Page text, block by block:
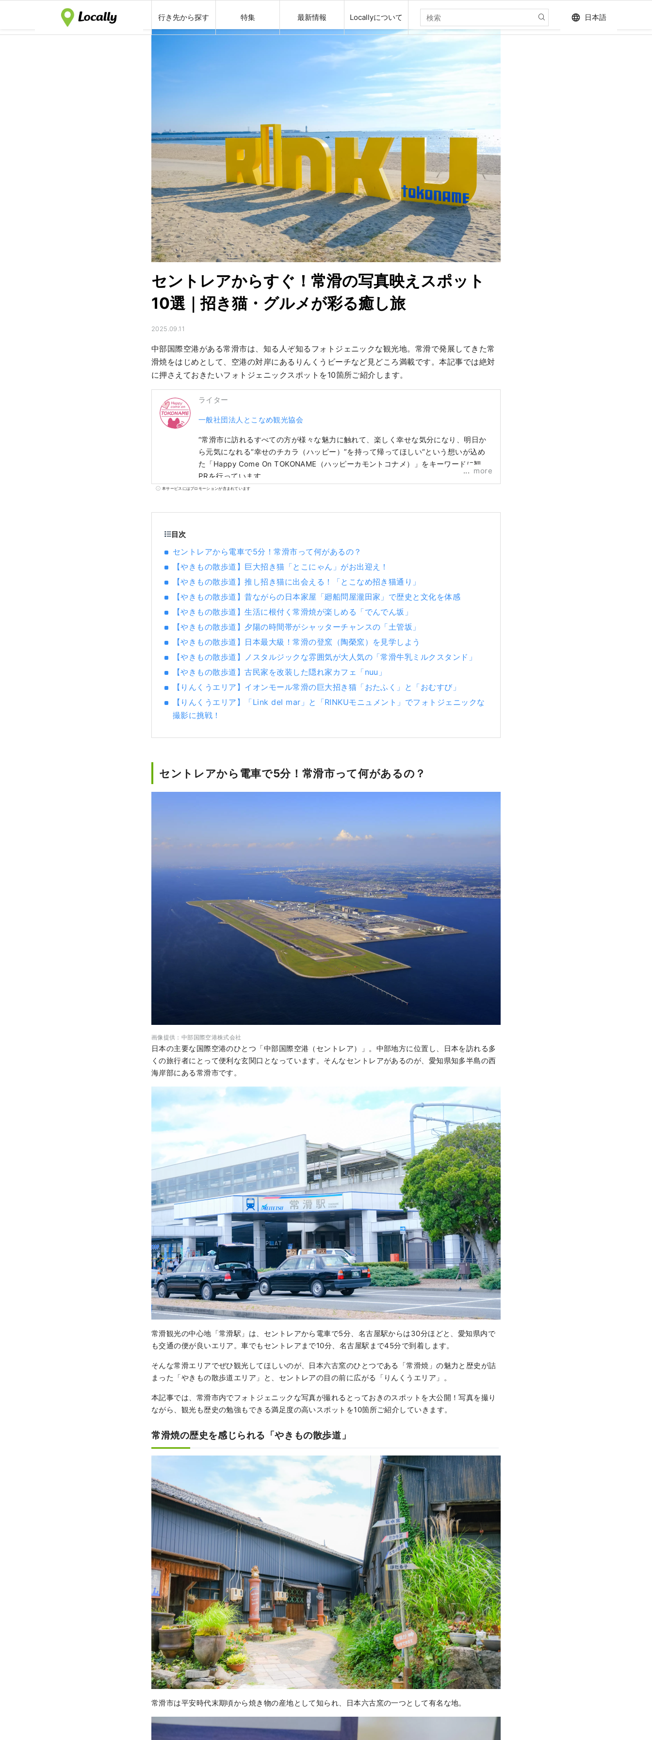
行き先から探す 特集 最新情報 Locallyについて language 日本語
セントレアからすぐ！常滑の写真映えスポット
10選｜招き猫・グルメが彩る癒し旅
2025.09.11
中部国際空港がある常滑市は、知る人ぞ知るフォトジェニックな観光地。常滑で発展してきた常
滑焼をはじめとして、空港の対岸にあるりんくうビーチなど見どころ満載です。本記事では絶対
に押さえておきたいフォトジェニックスポットを10箇所ご紹介します。
ライター
一般社団法人とこなめ観光協会
“常滑市に訪れるすべての方が様々な魅力に触れて、楽しく幸せな気分になり、明日か
ら元気になれる“幸せのチカラ（ハッピー）”を持って帰ってほしい“という想いが込め
た「Happy Come On TOKONAME（ハッピーカモントコナメ）」をキーワードに観光
PRを行っています。
more
本サービスにはプロモーションが含まれています
目次
セントレアから電車で5分！常滑市って何があるの？
【やきもの散歩道】巨大招き猫「とこにゃん」がお出迎え！
【やきもの散歩道】推し招き猫に出会える！「とこなめ招き猫通り」
【やきもの散歩道】昔ながらの日本家屋「廻船問屋瀧田家」で歴史と文化を体感
【やきもの散歩道】生活に根付く常滑焼が楽しめる「でんでん坂」
【やきもの散歩道】夕陽の時間帯がシャッターチャンスの「土管坂」
【やきもの散歩道】日本最大級！常滑の登窯（陶榮窯）を見学しよう
【やきもの散歩道】ノスタルジックな雰囲気が大人気の「常滑牛乳ミルクスタンド」
【やきもの散歩道】古民家を改装した隠れ家カフェ「nuu」
【りんくうエリア】イオンモール常滑の巨大招き猫「おたふく」と「おむすび」
【りんくうエリア】「Link del mar」と「RINKUモニュメント」でフォトジェニックな
撮影に挑戦！
セントレアから電車で5分！常滑市って何があるの？
画像提供：中部国際空港株式会社
日本の主要な国際空港のひとつ「中部国際空港（セントレア）」。中部地方に位置し、日本を訪れる多
くの旅行者にとって便利な玄関口となっています。そんなセントレアがあるのが、愛知県知多半島の西
海岸部にある常滑市です。
常滑観光の中心地「常滑駅」は、セントレアから電車で5分、名古屋駅からは30分ほどと、愛知県内で
も交通の便が良いエリア。車でもセントレアまで10分、名古屋駅まで45分で到着します。
そんな常滑エリアでぜひ観光してほしいのが、日本六古窯のひとつである「常滑焼」の魅力と歴史が詰
まった「やきもの散歩道エリア」と、セントレアの目の前に広がる「りんくうエリア」。
本記事では、常滑市内でフォトジェニックな写真が撮れるとっておきのスポットを大公開！写真を撮り
ながら、観光も歴史の勉強もできる満足度の高いスポットを10箇所ご紹介していきます。
常滑焼の歴史を感じられる「やきもの散歩道」
常滑市は平安時代末期頃から焼き物の産地として知られ、日本六古窯の一つとして有名な地。